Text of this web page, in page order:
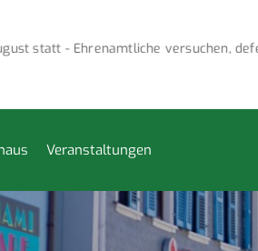
statt - Ehrenamtliche versuchen,
Veranstaltungen